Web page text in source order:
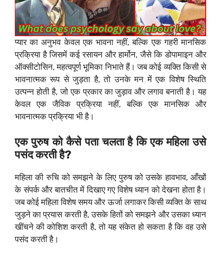
प्यार का अनुभव केवल एक भावना नहीं, बल्कि एक गहरी मानसिक
प्रक्रिया है जिसमें कई रसायन और हार्मोन, जैसे कि डोपामाइन और
ऑक्सीटोसिन, महत्वपूर्ण भूमिका निभाते हैं। जब कोई व्यक्ति किसी से
भावनात्मक रूप से जुड़ता है, तो उनके मन में एक विशेष स्थिति
उत्पन्न होती है, जो एक प्रकार का जुड़ाव और लगाव बनाती है। यह
केवल एक जैविक प्रक्रिया नहीं, बल्कि एक मानसिक और
भावनात्मक प्रक्रिया भी है।
एक पुरुष को कैसे पता चलता है कि एक महिला उसे
पसंद करती है?
महिला की रुचि को समझने के लिए पुरुष को उसके हावभाव, आँखों
के संपर्क और बातचीत में दिखाए गए विशेष ध्यान को देखना होता है।
जब कोई महिला विशेष समय और ऊर्जा लगाकर किसी व्यक्ति के साथ
जुड़ने का प्रयास करती है, उसके हितों को समझने और उसका ध्यान
खींचने की कोशिश करती है, तो यह संकेत हो सकता है कि वह उसे
पसंद करती है।